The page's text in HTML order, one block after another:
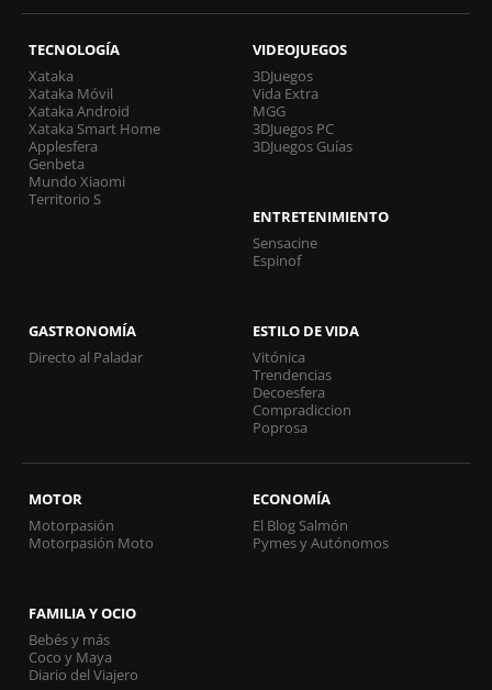
TECNOLOGÍA
Xataka
Xataka Móvil
Xataka Android
Xataka Smart Home
Applesfera
Genbeta
Mundo Xiaomi
Territorio S
VIDEOJUEGOS
3DJuegos
Vida Extra
MGG
3DJuegos PC
3DJuegos Guías
ENTRETENIMIENTO
Sensacine
Espinof
GASTRONOMÍA
Directo al Paladar
ESTILO DE VIDA
Vitónica
Trendencias
Decoesfera
Compradiccion
Poprosa
MOTOR
Motorpasión
Motorpasión Moto
ECONOMÍA
El Blog Salmón
Pymes y Autónomos
FAMILIA Y OCIO
Bebés y más
Coco y Maya
Diario del Viajero